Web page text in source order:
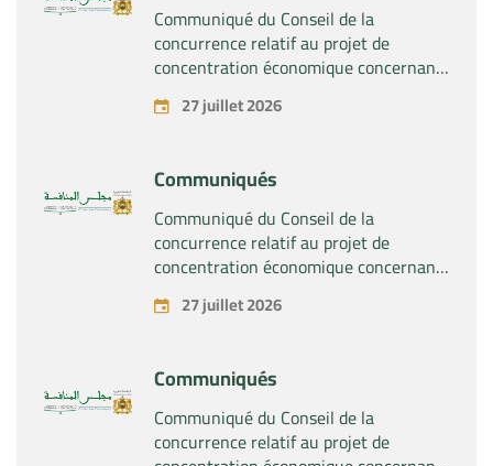
Communiqué du Conseil de la
concurrence relatif au projet de
concentration économique concernant
la prise du contrôle exclusif par la
société « Substipharm SAS » des actifs
pharmaceutiques « Rilutek » et «
Sabril » détenus par la société « Sanofi
SA »
27 juillet 2026
Communiqués
Communiqué du Conseil de la
concurrence relatif au projet de
concentration économique concernant
la prise du contrôle exclusif par la
société « Plastika Kritis SA » de la
27 juillet 2026
Communiqués
Communiqué du Conseil de la
concurrence relatif au projet de